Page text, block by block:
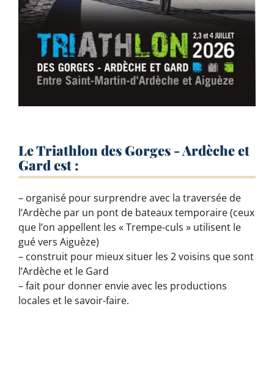
Le Triathlon des Gorges - Ardèche et
Gard est :
– organisé pour surprendre avec la traversée de
l’Ardèche par un pont de bateaux temporaire (ceux
que l’on appellent les « Trempe-culs » utilisent le
gué vers Aiguèze)
– construit pour mieux situer les 2 voisins que sont
l’Ardèche et le Gard
– fait pour donner envie avec les productions
locales et le savoir-faire.